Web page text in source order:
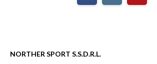
NORTHER SPORT S.S.D.R.L.